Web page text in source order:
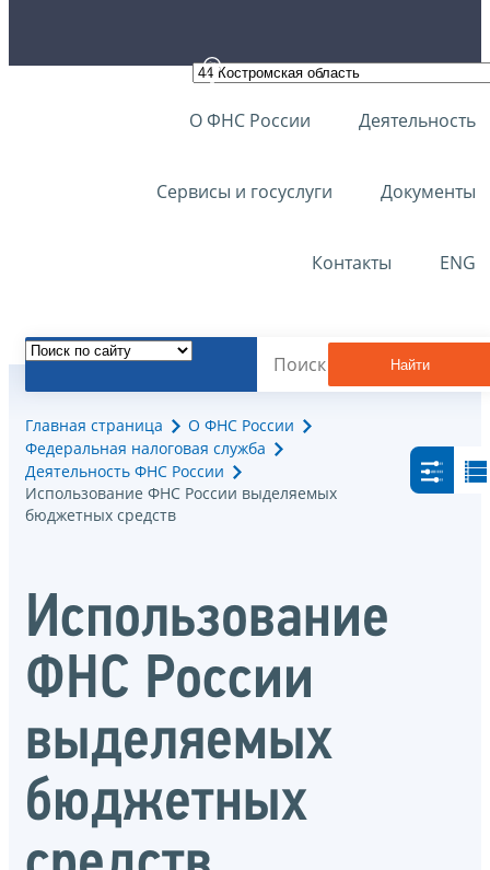
О ФНС России Деятельность
Сервисы и госуслуги Документы
Контакты ENG
Найти
Главная страница
О ФНС России
Федеральная налоговая служба
Деятельность ФНС России
Использование ФНС России выделяемых
бюджетных средств
Использование
ФНС России
выделяемых
бюджетных